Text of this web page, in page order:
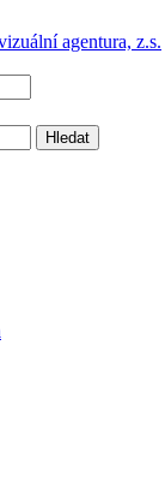
agentura, z.s.
Hledat